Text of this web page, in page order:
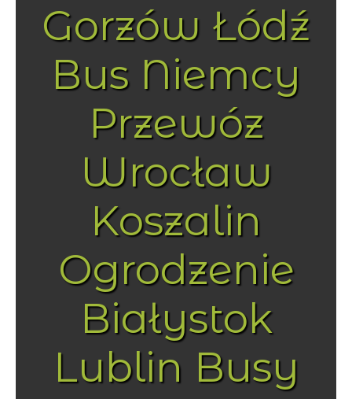
Gorzów Łódź
Bus Niemcy
Przewóz
Wrocław
Koszalin
Ogrodzenie
Białystok
Lublin Busy